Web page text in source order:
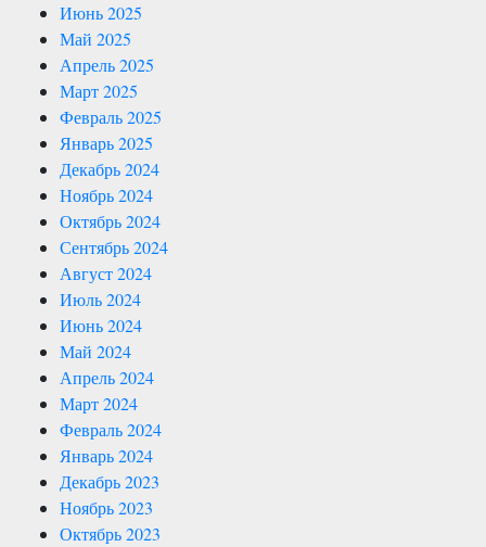
Июнь 2025
Май 2025
Апрель 2025
Март 2025
Февраль 2025
Январь 2025
Декабрь 2024
Ноябрь 2024
Октябрь 2024
Сентябрь 2024
Август 2024
Июль 2024
Июнь 2024
Май 2024
Апрель 2024
Март 2024
Февраль 2024
Январь 2024
Декабрь 2023
Ноябрь 2023
Октябрь 2023